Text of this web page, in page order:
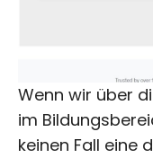
Wenn wir über
im
keinen Fall eine